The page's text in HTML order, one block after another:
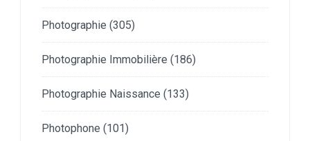
Photographie (305)
Photographie Immobilière (186)
Photographie Naissance (133)
Photophone (101)